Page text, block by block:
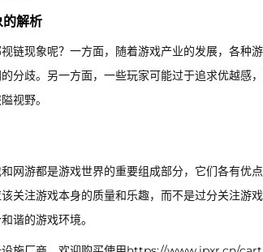
的解析
链现象呢？一方面，随着游戏产业的发展，各种
分歧。另一方面，一些玩家可能过于追求优越感
视野。
网游都是游戏世界的重要组成部分，它们各有优
关注游戏本身的质量和乐趣，而不是过分关注游
谐的游戏环境。